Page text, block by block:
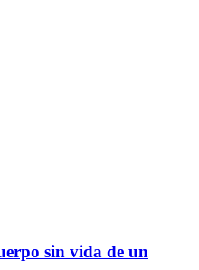
sin vida de un